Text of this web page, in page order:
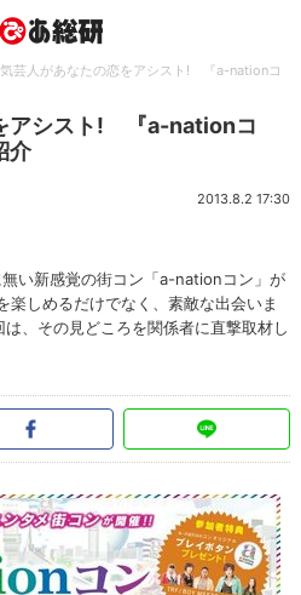
気芸人があなたの恋をアシスト! 『a-nationコ
アシスト! 『a-nationコ
介
2013.8.2 17:30
い新感覚の街コン「a-nationコン」が
楽しめるだけでなく、素敵な出会いま
、その見どころを関係者に直撃取材し